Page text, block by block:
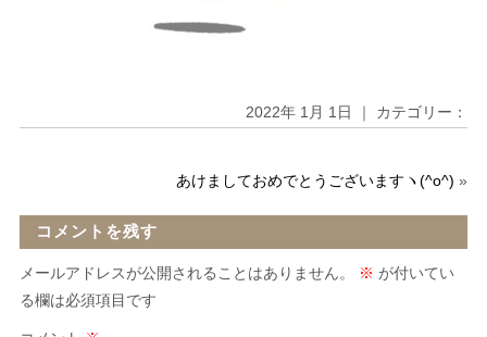
2022年 1月 1日 ｜ カテゴリー：
あけましておめでとうございますヽ(^o^) »
コメントを残す
メールアドレスが公開されることはありません。 ※ が付いてい
る欄は必須項目です